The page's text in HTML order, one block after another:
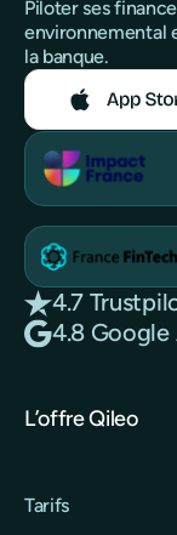
Piloter ses
environnemental
la banque.
4.7
4.8 Google
L’offre Qileo
Tarifs